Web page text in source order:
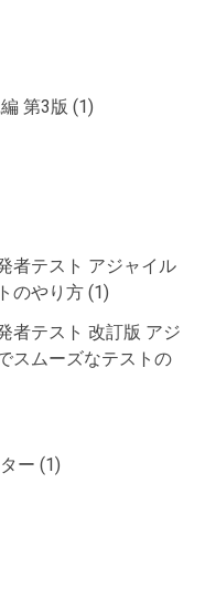
第3版 (1)
者テスト アジャイル
のやり方 (1)
者テスト 改訂版 アジ
スムーズなテストの
ー (1)